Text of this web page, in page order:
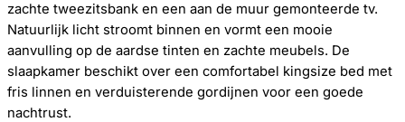
zachte tweezitsbank en een aan de muur gemonteerde tv.
Natuurlijk licht stroomt binnen en vormt een mooie
aanvulling op de aardse tinten en zachte meubels. De
slaapkamer beschikt over een comfortabel kingsize bed met
fris linnen en verduisterende gordijnen voor een goede
nachtrust.